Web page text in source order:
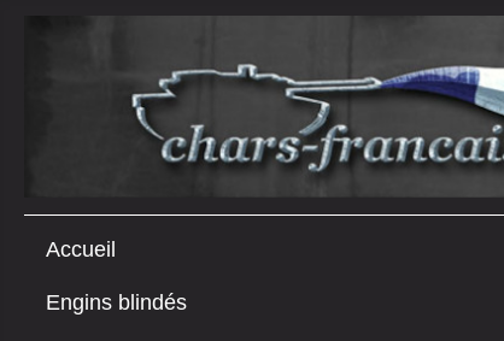
Accueil
Engins blindés